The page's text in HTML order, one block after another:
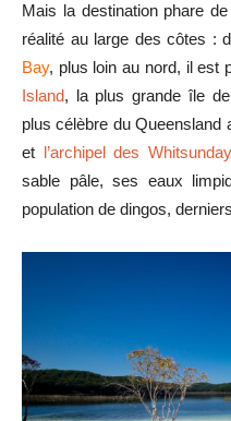
Mais la destination phare
réalité au large des côtes :
Bay, plus loin au nord, il est
Island, la plus grande île
plus célèbre du Queensland
et l’archipel des
sable pâle, ses eaux
population de dingos,